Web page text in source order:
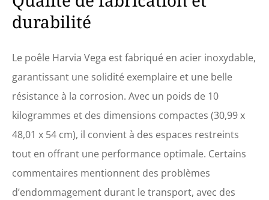
à vous satisfaire à 100 %.
excellent service client. si
vous avez des questions sur
les produits harvia,
n'hésitez pas à visiter notre
durabilité
Le poêle Harvia Vega est fabriqué en acier inoxydable,
garantissant une solidité exemplaire et une belle
résistance à la corrosion. Avec un poids de 10
kilogrammes et des dimensions compactes (30,99 x
48,01 x 54 cm), il convient à des espaces restreints
tout en offrant une performance optimale. Certains
commentaires mentionnent des problèmes
d’endommagement durant le transport, avec des